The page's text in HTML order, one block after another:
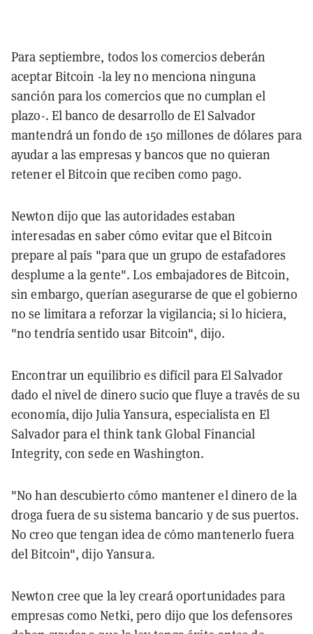
Para septiembre, todos los comercios deberán
aceptar Bitcoin -la ley no menciona ninguna
sanción para los comercios que no cumplan el
plazo-. El banco de desarrollo de El Salvador
mantendrá un fondo de 150 millones de dólares para
ayudar a las empresas y bancos que no quieran
retener el Bitcoin que reciben como pago.
Newton dijo que las autoridades estaban
interesadas en saber cómo evitar que el Bitcoin
prepare al país "para que un grupo de estafadores
desplume a la gente". Los embajadores de Bitcoin,
sin embargo, querían asegurarse de que el gobierno
no se limitara a reforzar la vigilancia; si lo hiciera,
"no tendría sentido usar Bitcoin", dijo.
Encontrar un equilibrio es difícil para El Salvador
dado el nivel de dinero sucio que fluye a través de su
economía, dijo Julia Yansura, especialista en El
Salvador para el think tank Global Financial
Integrity, con sede en Washington.
"No han descubierto cómo mantener el dinero de la
droga fuera de su sistema bancario y de sus puertos.
No creo que tengan idea de cómo mantenerlo fuera
del Bitcoin", dijo Yansura.
Newton cree que la ley creará oportunidades para
empresas como Netki, pero dijo que los defensores